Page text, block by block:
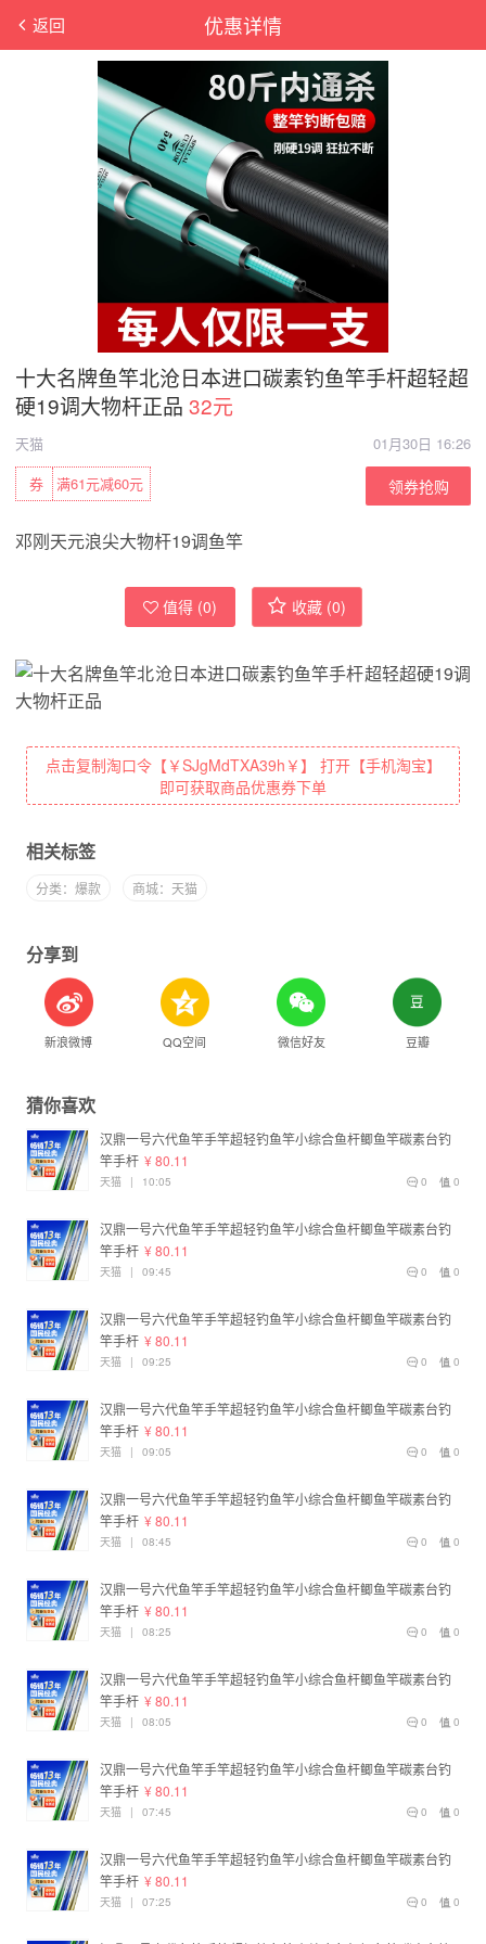
优惠详情
返回
十大名牌鱼竿北沧日本进口碳素钓鱼竿手杆超轻超
硬19调大物杆正品 32元
天猫
01月30日 16:26
满61元减60元
券 领券抢购
邓刚天元浪尖大物杆19调鱼竿
值得 (0) 收藏 (0)
点击复制淘口令【￥SJgMdTXA39h￥】 打开【手机淘宝】
即可获取商品优惠券下单
相关标签
分类：爆款 商城：天猫
分享到
新浪微博 QQ空间 微信好友 豆瓣
猜你喜欢
汉鼎一号六代鱼竿手竿超轻钓鱼竿小综合鱼杆鲫鱼竿碳素台钓
竿手杆 ¥ 80.11
0
0
天猫 | 10:05
汉鼎一号六代鱼竿手竿超轻钓鱼竿小综合鱼杆鲫鱼竿碳素台钓
竿手杆 ¥ 80.11
0
0
天猫 | 09:45
汉鼎一号六代鱼竿手竿超轻钓鱼竿小综合鱼杆鲫鱼竿碳素台钓
竿手杆 ¥ 80.11
0
0
天猫 | 09:25
汉鼎一号六代鱼竿手竿超轻钓鱼竿小综合鱼杆鲫鱼竿碳素台钓
竿手杆 ¥ 80.11
0
0
天猫 | 09:05
汉鼎一号六代鱼竿手竿超轻钓鱼竿小综合鱼杆鲫鱼竿碳素台钓
竿手杆 ¥ 80.11
0
0
天猫 | 08:45
汉鼎一号六代鱼竿手竿超轻钓鱼竿小综合鱼杆鲫鱼竿碳素台钓
竿手杆 ¥ 80.11
0
0
天猫 | 08:25
汉鼎一号六代鱼竿手竿超轻钓鱼竿小综合鱼杆鲫鱼竿碳素台钓
竿手杆 ¥ 80.11
0
0
天猫 | 08:05
汉鼎一号六代鱼竿手竿超轻钓鱼竿小综合鱼杆鲫鱼竿碳素台钓
竿手杆 ¥ 80.11
0
0
天猫 | 07:45
汉鼎一号六代鱼竿手竿超轻钓鱼竿小综合鱼杆鲫鱼竿碳素台钓
竿手杆 ¥ 80.11
0
0
天猫 | 07:25